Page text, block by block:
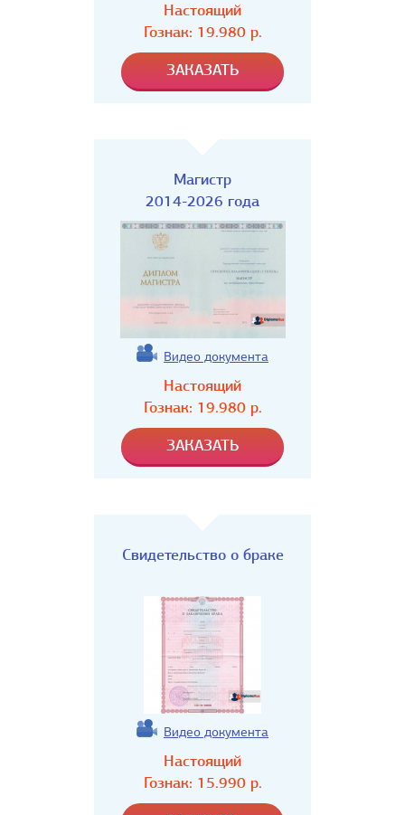
Настоящий
Гознак: 19.980р.
Магистр
2014-2026 года
Видео документа
Настоящий
Гознак: 19.980р.
Свидетельство о браке
Видео документа
Настоящий
Гознак: 15.990р.